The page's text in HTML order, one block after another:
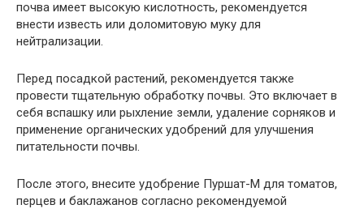
почва имеет высокую кислотность, рекомендуется
внести известь или доломитовую муку для
нейтрализации.
Перед посадкой растений, рекомендуется также
провести тщательную обработку почвы. Это включает в
себя вспашку или рыхление земли, удаление сорняков и
применение органических удобрений для улучшения
питательности почвы.
После этого, внесите удобрение Пуршат-М для томатов,
перцев и баклажанов согласно рекомендуемой